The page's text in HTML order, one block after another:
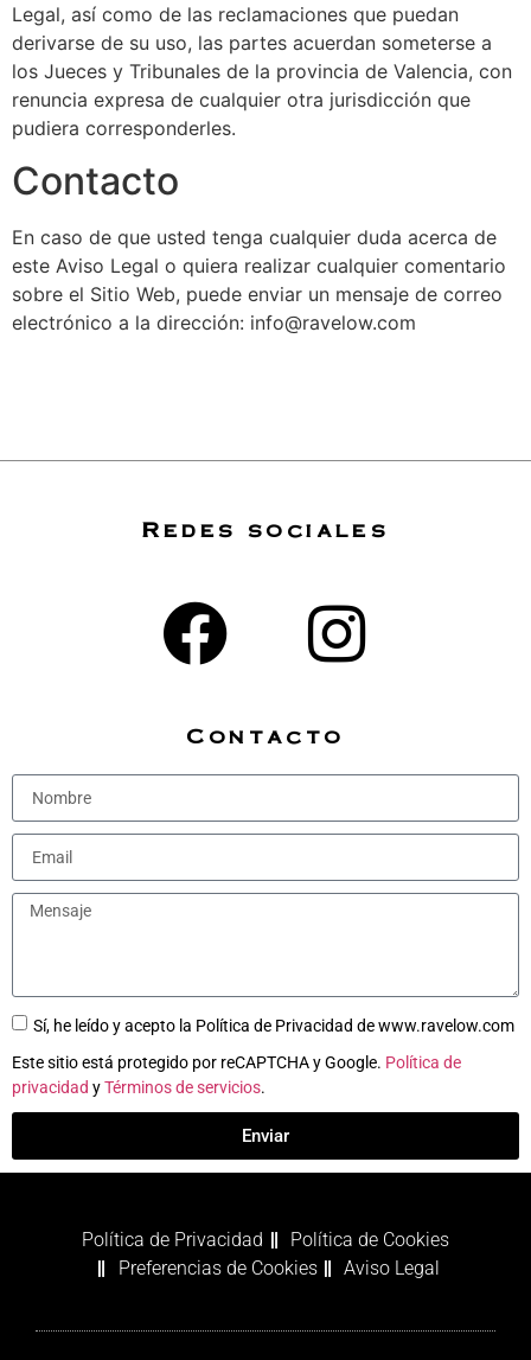
Legal, así como de las reclamaciones que puedan
derivarse de su uso, las partes acuerdan someterse a
los Jueces y Tribunales de la provincia de Valencia, con
renuncia expresa de cualquier otra jurisdicción que
pudiera corresponderles.
Contacto
En caso de que usted tenga cualquier duda acerca de
este Aviso Legal o quiera realizar cualquier comentario
sobre el Sitio Web, puede enviar un mensaje de correo
electrónico a la dirección: info@ravelow.com
Contacto
Sí, he leído y acepto la Política de Privacidad de www.ravelow.com
Este sitio está protegido por reCAPTCHA y Google. Política de
privacidad yTérminos de servicios.
Enviar
Redes sociales
Política de Privacidad
Política de Cookies
Preferencias de Cookies
Aviso Legal